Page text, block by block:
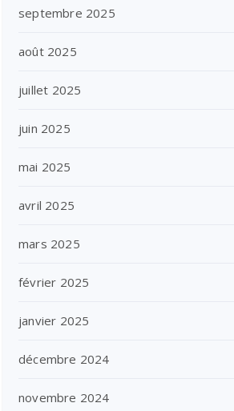
septembre 2025
août 2025
juillet 2025
juin 2025
mai 2025
avril 2025
mars 2025
février 2025
janvier 2025
décembre 2024
novembre 2024